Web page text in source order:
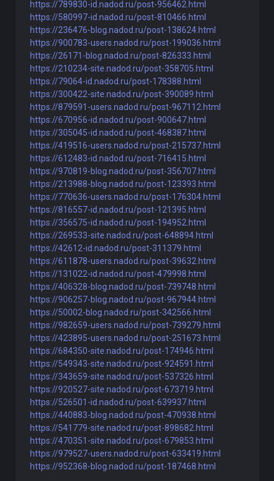
https://789830-id.nadod.ru/post-956462.html
https://580997-id.nadod.ru/post-810466.html
https://236476-blog.nadod.ru/post-138624.html
https://900783-users.nadod.ru/post-199036.html
https://26171-blog.nadod.ru/post-826333.html
https://210234-site.nadod.ru/post-358705.html
https://79064-id.nadod.ru/post-178388.html
https://300422-site.nadod.ru/post-390089.html
https://879591-users.nadod.ru/post-967112.html
https://670956-id.nadod.ru/post-900647.html
https://305045-id.nadod.ru/post-468387.html
https://419516-users.nadod.ru/post-215737.html
https://612483-id.nadod.ru/post-716415.html
https://970819-blog.nadod.ru/post-356707.html
https://213988-blog.nadod.ru/post-123393.html
https://770636-users.nadod.ru/post-176304.html
https://816557-id.nadod.ru/post-121395.html
https://356575-id.nadod.ru/post-194952.html
https://269533-site.nadod.ru/post-648894.html
https://42612-id.nadod.ru/post-311379.html
https://611878-users.nadod.ru/post-39632.html
https://131022-id.nadod.ru/post-479998.html
https://406328-blog.nadod.ru/post-739748.html
https://906257-blog.nadod.ru/post-967944.html
https://50002-blog.nadod.ru/post-342566.html
https://982659-users.nadod.ru/post-739279.html
https://423895-users.nadod.ru/post-251673.html
https://684350-site.nadod.ru/post-174946.html
https://549343-site.nadod.ru/post-924591.html
https://343659-site.nadod.ru/post-537326.html
https://920527-site.nadod.ru/post-673719.html
https://526501-id.nadod.ru/post-639937.html
https://440883-blog.nadod.ru/post-470938.html
https://541779-site.nadod.ru/post-898682.html
https://470351-site.nadod.ru/post-679853.html
https://979527-users.nadod.ru/post-633419.html
https://952368-blog.nadod.ru/post-187468.html